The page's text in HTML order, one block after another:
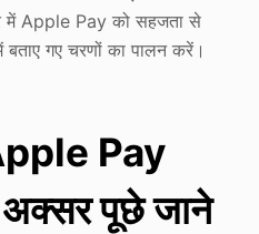
Apple Pay को सहजता से
गए चरणों का पालन करें।
Pay
पूछे जाने